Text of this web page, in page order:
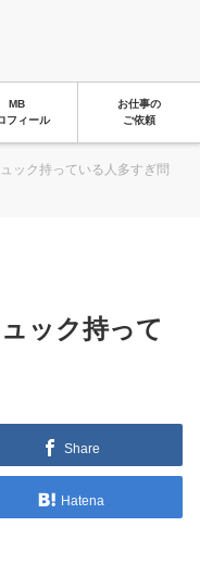
MB
フィール
お仕事の
ご依頼
ック持っている人多すぎ問
ック持って
Share
Hatena